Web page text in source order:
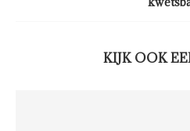
KIJK OOK